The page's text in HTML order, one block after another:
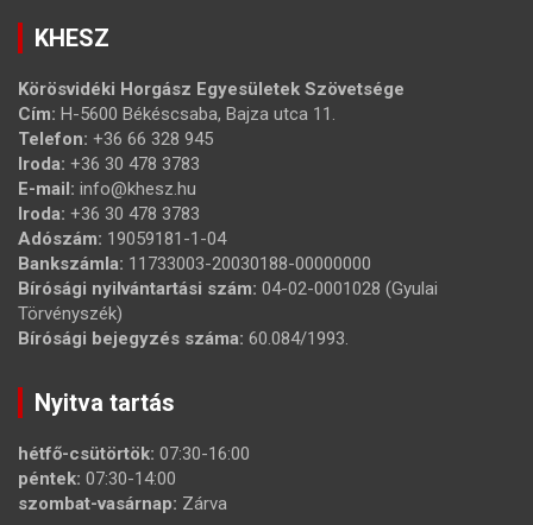
KHESZ
Körösvidéki Horgász Egyesületek Szövetsége
Cím: H-5600 Békéscsaba, Bajza utca 11.
Telefon: +36 66 328 945
Iroda: +36 30 478 3783
E-mail: info@khesz.hu
Iroda: +36 30 478 3783
Adószám: 19059181-1-04
Bankszámla: 11733003-20030188-00000000
Bírósági nyilvántartási szám: 04-02-0001028 (Gyulai
Törvényszék)
Bírósági bejegyzés száma: 60.084/1993.
Nyitva tartás
hétfő-csütörtök: 07:30-16:00
péntek: 07:30-14:00
szombat-vasárnap: Zárva